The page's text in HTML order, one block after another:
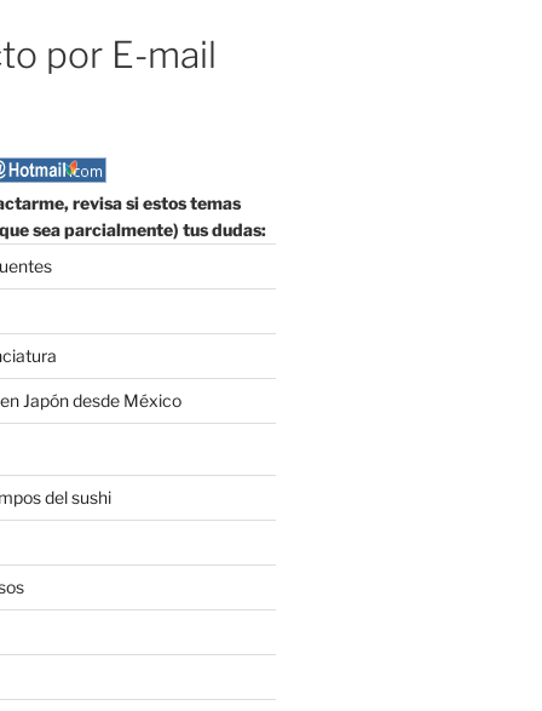
por E-mail
revisa si estos temas
sea parcialmente) tus dudas:
Japón desde México
del sushi